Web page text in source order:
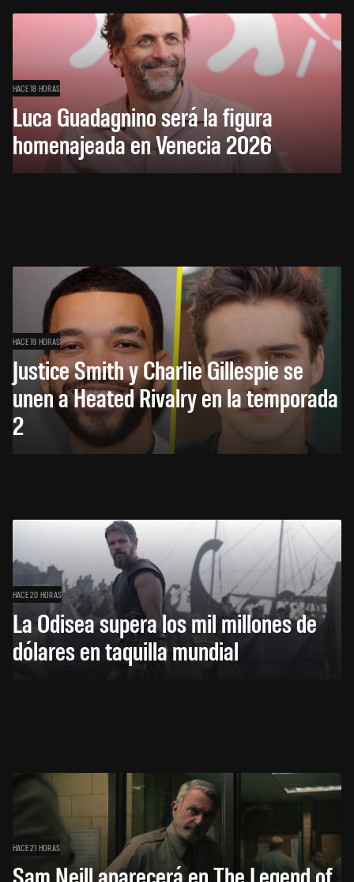
HACE 18 HORAS
Luca Guadagnino será la figura
homenajeada en Venecia 2026
HACE 19 HORAS
Justice Smith y Charlie Gillespie se
unen a Heated Rivalry en la temporada
2
HACE 20 HORAS
La Odisea supera los mil millones de
dólares en taquilla mundial
HACE 21 HORAS
Sam Neill aparecerá en The Legend of